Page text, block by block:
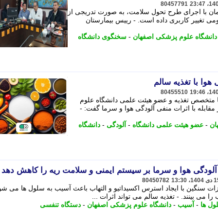
80457791
با اجرای طرح تحول سلامت، به صورت تدریجی از
تغییر کاربری داده است. - رییس بیمارستان
دانشگاه علوم پزشکی اصفهان - سخنگوی دانشگاه
با تغذیه سالم
80455510
متخصص تغذیه و عضو هیئت علمی دانشگاه علوم
با اثرات منفی آلودگی هوا و سرما گفت: -
- عضو هیئت علمی دانشگاه - آلودگی - دانشگاه
آلودگی هوا و سرما بر سیستم ایمنی و سلامت ریه را کاهش دهد
80450782
سنگین با ایجاد استرس اکسیداتیو و التهاب باعث آسیب به سلول ها می
می بینند. - تغذیه سالم می تواند اثرات ...
ها - آسیب - دانشگاه علوم پزشکی اصفهان - دستگاه تنفسی